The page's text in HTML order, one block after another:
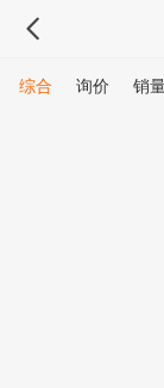
综合 询价 销